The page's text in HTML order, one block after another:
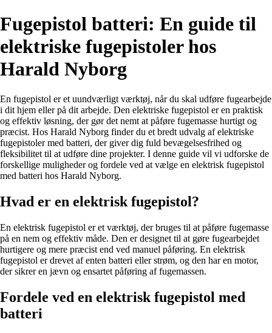
Fugepistol batteri: En guide til
elektriske fugepistoler hos
Harald Nyborg
En fugepistol er et uundværligt værktøj, når du skal udføre fugearbejde
i dit hjem eller på dit arbejde. Den elektriske fugepistol er en praktisk
og effektiv løsning, der gør det nemt at påføre fugemasse hurtigt og
præcist. Hos Harald Nyborg finder du et bredt udvalg af elektriske
fugepistoler med batteri, der giver dig fuld bevægelsesfrihed og
fleksibilitet til at udføre dine projekter. I denne guide vil vi udforske de
forskellige muligheder og fordele ved at vælge en elektrisk fugepistol
med batteri hos Harald Nyborg.
Hvad er en elektrisk fugepistol?
En elektrisk fugepistol er et værktøj, der bruges til at påføre fugemasse
på en nem og effektiv måde. Den er designet til at gøre fugearbejdet
hurtigere og mere præcist end ved manuel påføring. En elektrisk
fugepistol er drevet af enten batteri eller strøm, og den har en motor,
der sikrer en jævn og ensartet påføring af fugemassen.
Fordele ved en elektrisk fugepistol med
batteri